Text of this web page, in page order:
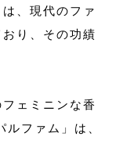
、現代のファ
り、その功績
ェミニンな香
ファム」は、